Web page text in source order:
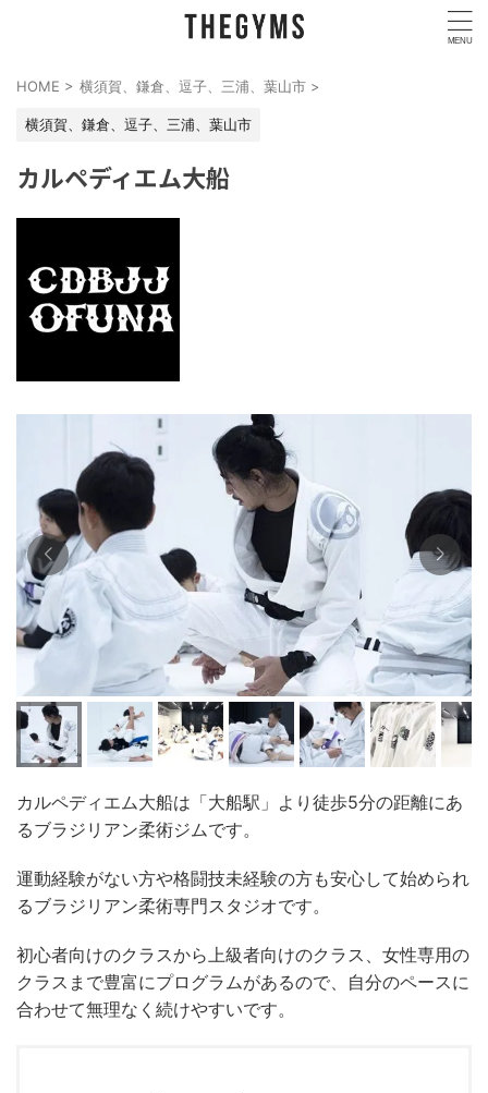
HOME > 横須賀、鎌倉、逗子、三浦、葉山市 >
横須賀、鎌倉、逗子、三浦、葉山市
カルペディエム大船
カルペディエム大船は「大船駅」より徒歩5分の距離にあ
るブラジリアン柔術ジムです。
運動経験がない方や格闘技未経験の方も安心して始められ
るブラジリアン柔術専門スタジオです。
初心者向けのクラスから上級者向けのクラス、女性専用の
クラスまで豊富にプログラムがあるので、自分のペースに
合わせて無理なく続けやすいです。